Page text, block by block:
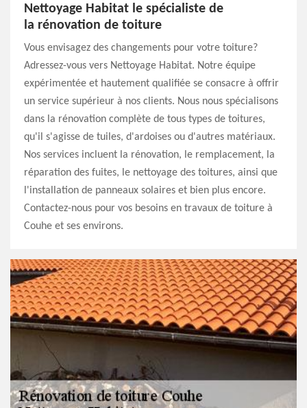
Nettoyage Habitat le spécialiste de
la rénovation de toiture
Vous envisagez des changements pour votre toiture?
Adressez-vous vers Nettoyage Habitat. Notre équipe
expérimentée et hautement qualifiée se consacre à offrir
un service supérieur à nos clients. Nous nous spécialisons
dans la rénovation complète de tous types de toitures,
qu'il s'agisse de tuiles, d'ardoises ou d'autres matériaux.
Nos services incluent la rénovation, le remplacement, la
réparation des fuites, le nettoyage des toitures, ainsi que
l'installation de panneaux solaires et bien plus encore.
Contactez-nous pour vos besoins en travaux de toiture à
Couhe et ses environs.